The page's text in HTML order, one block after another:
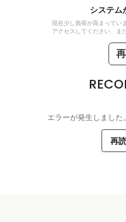
システム
現在少し負荷が高まってい
アクセスしてください、ま
エラーが発生しまし
再